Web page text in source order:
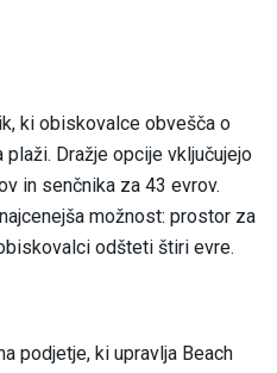
ki obiskovalce obvešča o
Dražje opcije vključujejo
in senčnika za 43 evrov.
možnost: prostor za
odšteti štiri evre.
podjetje, ki upravlja Beach